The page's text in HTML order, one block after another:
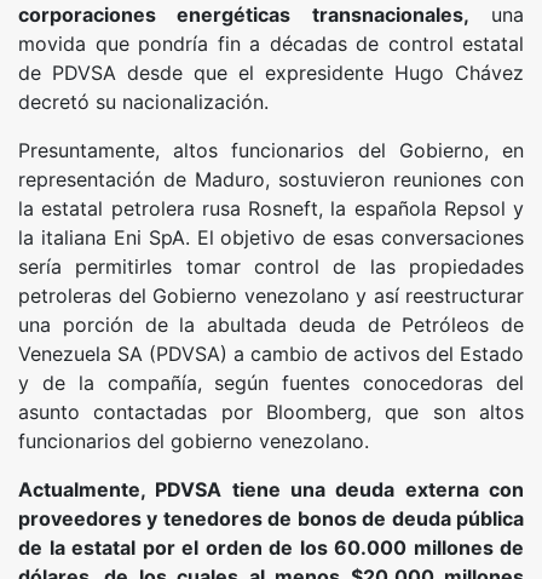
corporaciones energéticas transnacionales, una
movida que pondría fin a décadas de control estatal
de PDVSA desde que el expresidente Hugo Chávez
decretó su nacionalización.
Presuntamente, altos funcionarios del Gobierno, en
representación de Maduro, sostuvieron reuniones con
la estatal petrolera rusa Rosneft, la española Repsol y
la italiana Eni SpA. El objetivo de esas conversaciones
sería permitirles tomar control de las propiedades
petroleras del Gobierno venezolano y así reestructurar
una porción de la abultada deuda de Petróleos de
Venezuela SA (PDVSA) a cambio de activos del Estado
y de la compañía, según fuentes conocedoras del
asunto contactadas por Bloomberg, que son altos
funcionarios del gobierno venezolano.
Actualmente, PDVSA tiene una deuda externa con
proveedores y tenedores de bonos de deuda pública
de la estatal por el orden de los 60.000 millones de